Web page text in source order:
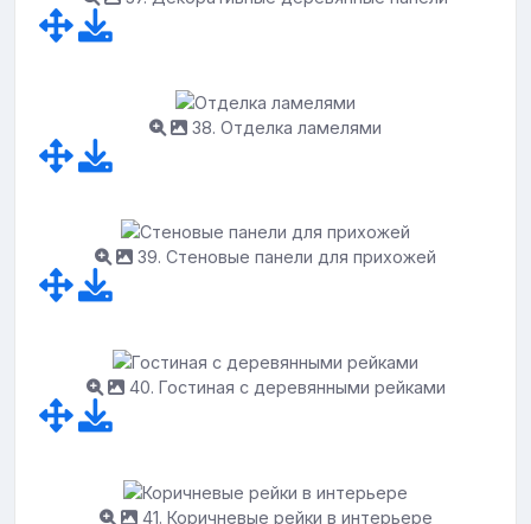
38. Отделка ламелями
39. Стеновые панели для прихожей
40. Гостиная с деревянными рейками
41. Коричневые рейки в интерьере